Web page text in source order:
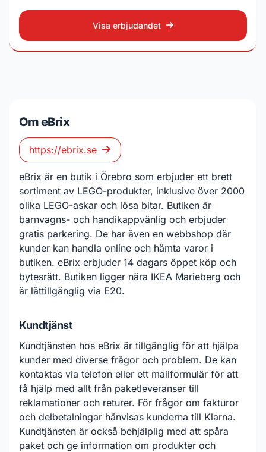
Visa erbjudandet
Om eBrix
https://ebrix.se
eBrix är en butik i Örebro som erbjuder ett brett
sortiment av LEGO-produkter, inklusive över 2000
olika LEGO-askar och lösa bitar. Butiken är
barnvagns- och handikappvänlig och erbjuder
gratis parkering. De har även en webbshop där
kunder kan handla online och hämta varor i
butiken. eBrix erbjuder 14 dagars öppet köp och
bytesrätt. Butiken ligger nära IKEA Marieberg och
är lättillgänglig via E20.
Kundtjänst
Kundtjänsten hos eBrix är tillgänglig för att hjälpa
kunder med diverse frågor och problem. De kan
kontaktas via telefon eller ett mailformulär för att
få hjälp med allt från paketleveranser till
reklamationer och returer. För frågor om fakturor
och delbetalningar hänvisas kunderna till Klarna.
Kundtjänsten är också behjälplig med att spåra
paket och ge information om produkter och